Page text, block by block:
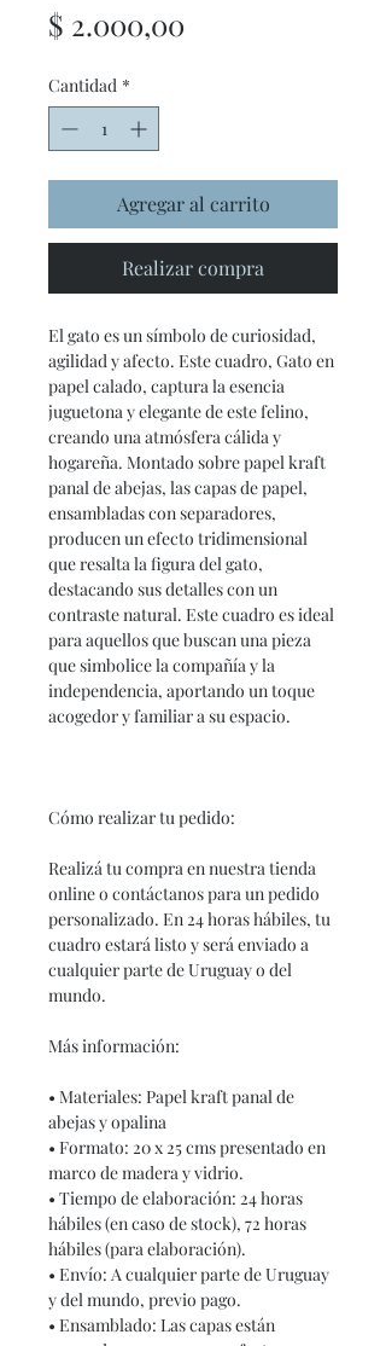
$ 2.000,00
Cantidad *
Agregar al carrito
Realizar compra
El gato es un símbolo de curiosidad,
agilidad y afecto. Este cuadro, Gato en
papel calado, captura la esencia
juguetona y elegante de este felino,
creando una atmósfera cálida y
hogareña. Montado sobre papel kraft
panal de abejas, las capas de papel,
ensambladas con separadores,
producen un efecto tridimensional
que resalta la figura del gato,
destacando sus detalles con un
contraste natural. Este cuadro es ideal
para aquellos que buscan una pieza
que simbolice la compañía y la
independencia, aportando un toque
acogedor y familiar a su espacio.
Cómo realizar tu pedido:
Realizá tu compra en nuestra tienda
online o contáctanos para un pedido
personalizado. En 24 horas hábiles, tu
cuadro estará listo y será enviado a
cualquier parte de Uruguay o del
mundo.
Más información:
• Materiales: Papel kraft panal de
abejas y opalina
• Formato: 20 x 25 cms presentado en
marco de madera y vidrio.
• Tiempo de elaboración: 24 horas
hábiles (en caso de stock), 72 horas
hábiles (para elaboración).
• Envío: A cualquier parte de Uruguay
y del mundo, previo pago.
• Ensamblado: Las capas están